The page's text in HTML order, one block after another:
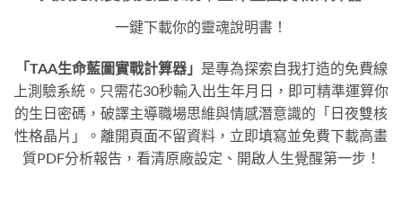
一鍵下載你的靈魂說明書！
「TAA生命藍圖實戰計算器」 是專為探索自我打造的免費線
上測驗系統。只需花30秒輸入出生年月日，即可精準運算你
的生日密碼，破譯主導職場思維與情感潛意識的「日夜雙核
性格晶片」。離開頁面不留資料，立即填寫並免費下載高畫
質PDF分析報告，看清原廠設定、開啟人生覺醒第一步！